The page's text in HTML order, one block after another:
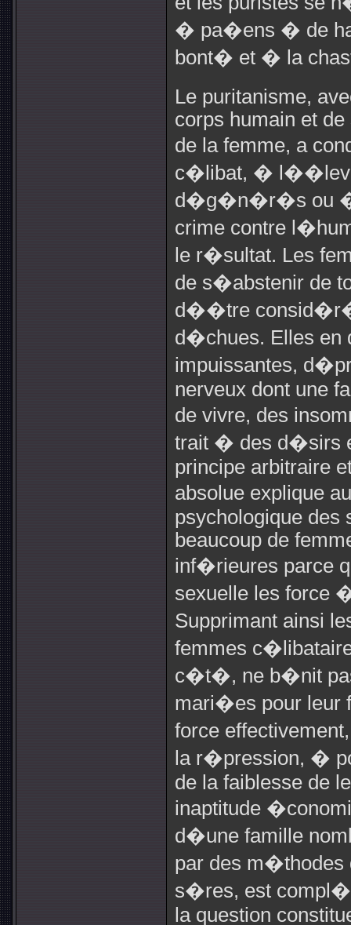
� pa�ens � de
bont� et � la
Le puritanisme,
corps humain et
de la femme, a
c�libat, �
d�g�n�r�s ou �
crime contre
le r�sultat. Les
de s�abstenir de
d��tre
d�chues. Elles en
impuissantes,
nerveux dont une
de vivre, des
trait � des d�sirs
principe arbitraire
absolue explique
psychologique des
beaucoup de
inf�rieures parce
sexuelle les force
Supprimant ainsi
femmes
c�t�, ne b�nit
mari�es pour leur
force
la r�pression, �
de la faiblesse de
inaptitude
d�une famille
par des m�thodes
s�res, est
la question